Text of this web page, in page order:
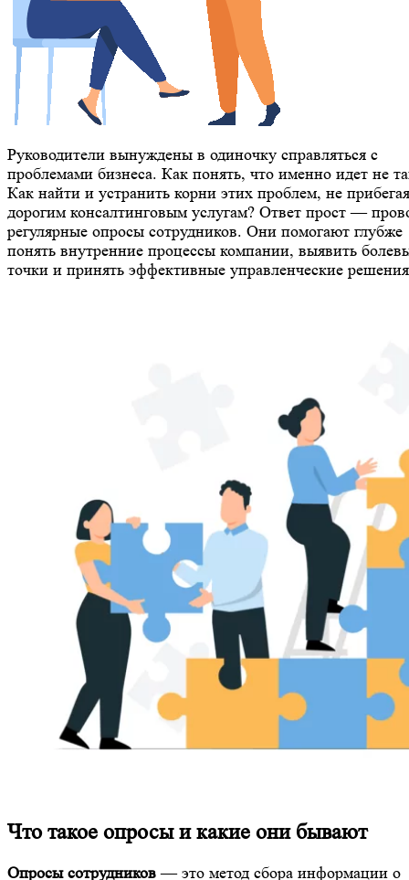
Руководители вынуждены в одиночку справляться с
проблемами бизнеса. Как понять, что именно идет не
Как найти и устранить корни этих проблем, не
дорогим консалтинговым услугам? Ответ прост —
регулярные опросы сотрудников. Они помогают глубже
понять внутренние процессы компании, выявить
точки и принять эффективные управленческие
Что такое опросы и какие они бывают
Опросы сотрудников — это метод сбора информации о